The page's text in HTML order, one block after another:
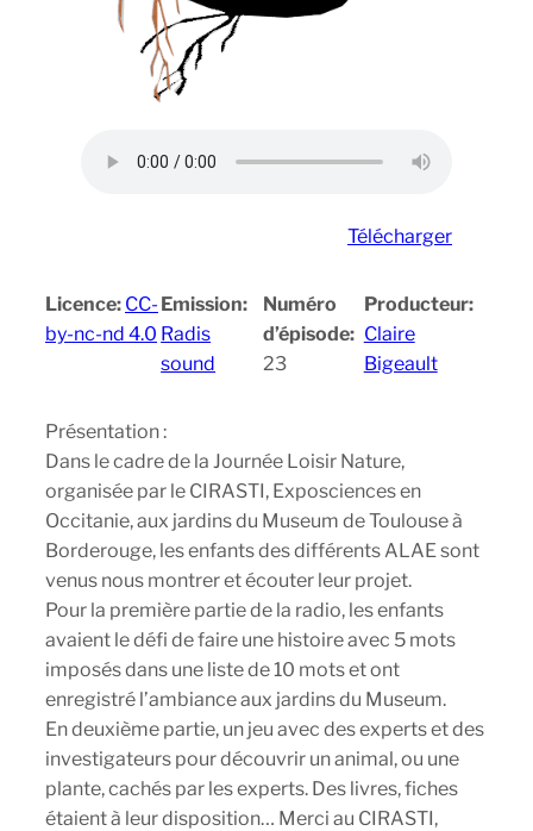
Télécharger
Licence: CC-
by-nc-nd 4.0
Emission:
Radis
sound
Numéro
d’épisode:
23
Producteur:
Claire
Bigeault
Présentation :
Dans le cadre de la Journée Loisir Nature,
organisée par le CIRASTI, Exposciences en
Occitanie, aux jardins du Museum de Toulouse à
Borderouge, les enfants des différents ALAE sont
venus nous montrer et écouter leur projet.
Pour la première partie de la radio, les enfants
avaient le défi de faire une histoire avec 5 mots
imposés dans une liste de 10 mots et ont
enregistré l’ambiance aux jardins du Museum.
En deuxième partie, un jeu avec des experts et des
investigateurs pour découvrir un animal, ou une
plante, cachés par les experts. Des livres, fiches
étaient à leur disposition… Merci au CIRASTI,